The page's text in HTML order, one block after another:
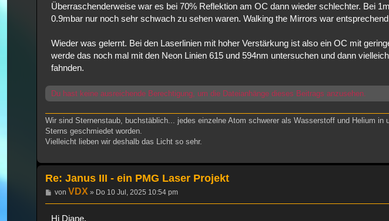
Überraschenderweise war es bei 70% Reflektion am OC dann wieder schlechter. Bei
0.9mbar nur noch sehr schwach zu sehen waren. Walking the Mirrors war
Wieder was gelernt. Bei den Laserlinien mit hoher Verstärkung ist also ein OC mit
werde das noch mal mit den Neon Linien 615 und 594nm untersuchen und dann
fahnden.
Du hast keine ausreichende Berechtigung, um die Dateianhänge dieses Beitrags anzusehen.
Wir sind Sternenstaub, buchstäblich... jedes einzelne Atom schwerer als Wasserstoff und Helium in
Sterns geschmiedet worden.
Vielleicht lieben wir deshalb das Licht so sehr.
Re: Janus III - ein PMG Laser Projekt
Beitrag
von VDX» Do 10 Jul, 2025 10:54 pm
Hi Diane,